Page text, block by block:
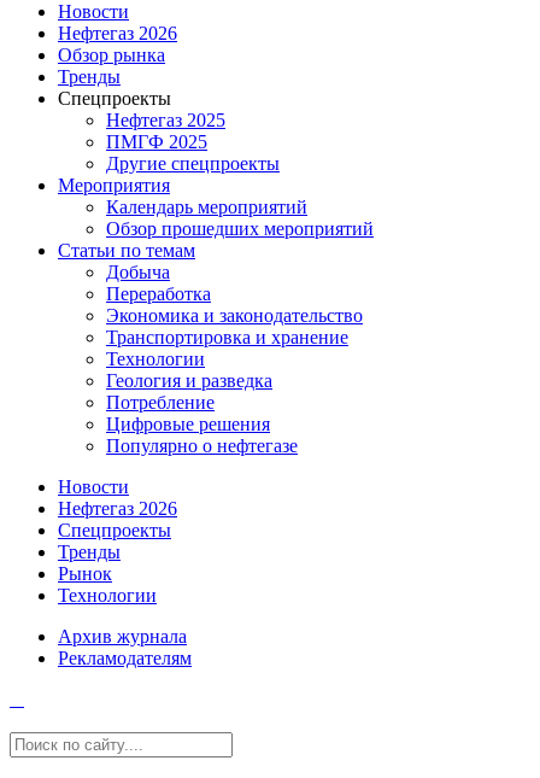
Новости
Нефтегаз 2026
Обзор рынка
Тренды
Спецпроекты
Нефтегаз 2025
ПМГФ 2025
Другие спецпроекты
Мероприятия
Календарь мероприятий
Обзор прошедших мероприятий
Статьи по темам
Добыча
Переработка
Экономика и законодательство
Транспортировка и хранение
Технологии
Геология и разведка
Потребление
Цифровые решения
Популярно о нефтегазе
Новости
Нефтегаз 2026
Спецпроекты
Тренды
Рынок
Технологии
Архив журнала
Рекламодателям